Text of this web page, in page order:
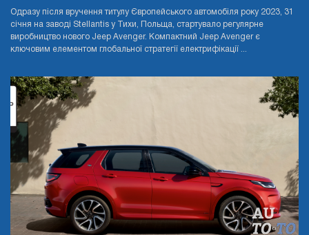
Одразу після вручення титулу Європейського автомобіля року 2023, 31
січня на заводі Stellantis у Тихи, Польща, стартувало регулярне
виробництво нового Jeep Avenger. Компактний Jeep Avenger є
ключовим елементом глобальної стратегії електрифікації ...